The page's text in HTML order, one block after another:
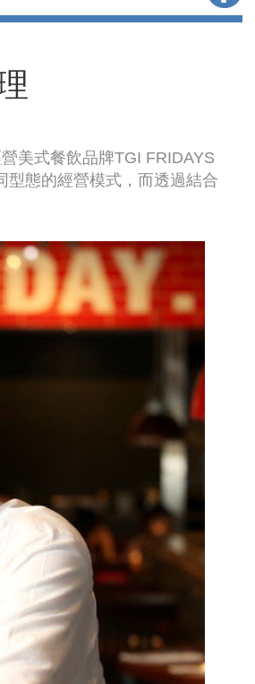
美式餐飲品牌TGI FRIDAYS
型態的經營模式，而透過結合